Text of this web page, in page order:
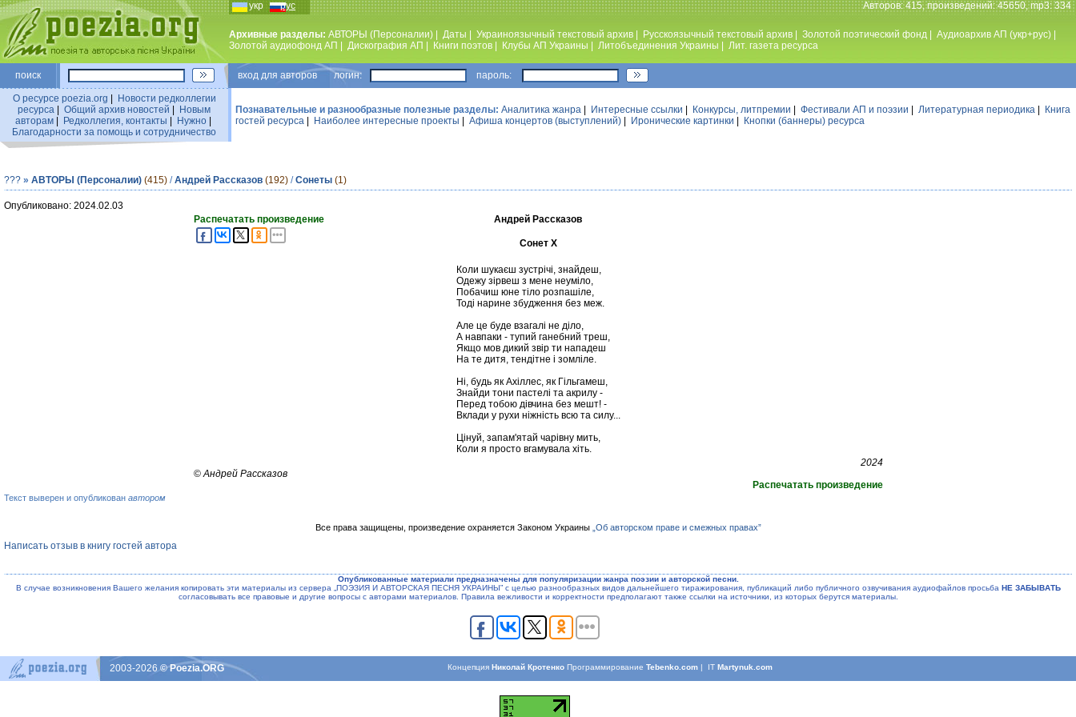
укр рус Авторов: 415, произведений: 45650, mp3: 334
Архивные разделы: АВТОРЫ (Персоналии) Даты Украиноязычный текстовый архив Русскоязычный текстовый архив Золотой поэтический фонд Аудиоархив АП (укр+рус)
Золотой аудиофонд АП
Дискография АП Книги поэтов Клубы АП Украины Литобъединения Украины Лит. газета ресурса
поиск вход для авторов логин: пароль:
О ресурсе poezia.org
Новости редколлегии
ресурса
Общий архив новостей
Новым
авторам| Редколлегия, контакты Нужно|
Благодарности за помощь и сотрудничество
Познавательные и разнообразные полезные разделы: Аналитика жанра Интересные ссылки Конкурсы, литпремии Фестивали АП и поэзии Литературная периодика
Книга
гостей ресурса
Наиболее интересные проекты Афиша концертов (выступлений) Иронические картинки Кнопки (баннеры) ресурса
??? » АВТОРЫ (Персоналии) (415) /Андрей Рассказов (192) /Сонеты (1)
Опубликовано: 2024.02.03
Распечатать произведение
Андрей Рассказов
Сонет Х
Коли шукаєш зустрічі, знайдеш,
Одежу зірвеш з мене неуміло,
Побачиш юне тіло розпашіле,
Тоді нарине збудження без меж.
Але це буде взагалі не діло,
А навпаки - тупий ганебний треш,
Якщо мов дикий звір ти нападеш
На те дитя, тендітне і зомліле.
Ні, будь як Ахіллес, як Гільгамеш,
Знайди тони пастелі та акрилу -
Перед тобою дівчина без мешт! -
Вклади у рухи ніжність всю та силу...
Цінуй, запам'ятай чарівну мить,
Коли я просто вгамувала хіть.
2024
©Андрей Рассказов
Распечатать произведение
Текст выверен и опубликован автором
Все права защищены, произведение охраняется Законом Украины „Об авторском праве и смежных правах”
Написать отзыв в книгу гостей автора
Опубликованные материали предназначены для популяризации жанра поэзии и авторской песни.
В случае возникновения Вашего желания копировать эти материалы из сервера „ПОЭЗИЯ И АВТОРСКАЯ ПЕСНЯ УКРАИНЫ” с целью разнообразных видов дальнейшего тиражирования, публикаций либо публичного озвучивания аудиофайлов просьба НЕ ЗАБЫВАТЬ
согласовывать все правовые и другие вопросы с авторами материалов. Правила вежливости и корректности предполагают также ссылки на источники, из которых берутся материалы.
КонцепцияНиколай Кротенко ПрограммированиеTebenko.com | ITMartynuk.com
2003-2026© Poezia.ORG